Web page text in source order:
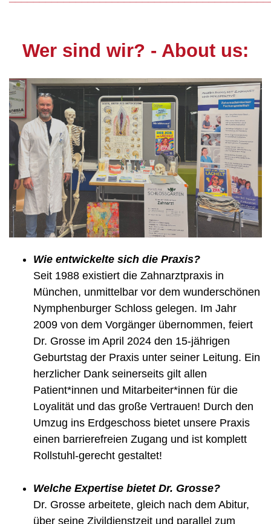
Wer sind wir? - About us:
Wie entwickelte sich die Praxis?
Seit 1988 existiert die Zahnarztpraxis in
München, unmittelbar vor dem wunderschönen
Nymphenburger Schloss gelegen. Im Jahr
2009 von dem Vorgänger übernommen, feiert
Dr. Grosse im April 2024 den 15-jährigen
Geburtstag der Praxis unter seiner Leitung. Ein
herzlicher Dank seinerseits gilt allen
Patient*innen und Mitarbeiter*innen für die
Loyalität und das große Vertrauen! Durch den
Umzug ins Erdgeschoss bietet unsere Praxis
einen barrierefreien Zugang und ist komplett
Rollstuhl-gerecht gestaltet!
Welche Expertise bietet Dr. Grosse?
Dr. Grosse arbeitete, gleich nach dem Abitur,
über seine Zivildienstzeit und parallel zum